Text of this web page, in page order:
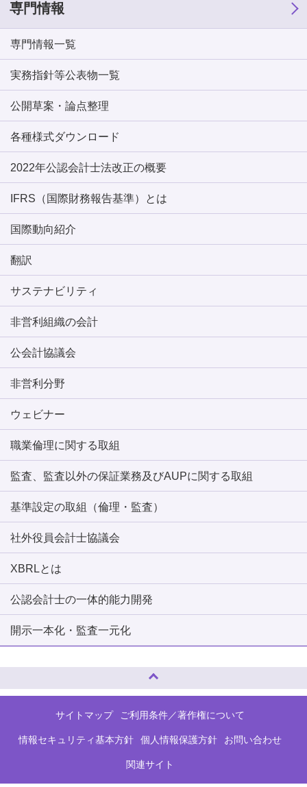
専門情報
専門情報一覧
実務指針等公表物一覧
公開草案・論点整理
各種様式ダウンロード
2022年公認会計士法改正の概要
IFRS（国際財務報告基準）とは
国際動向紹介
翻訳
サステナビリティ
非営利組織の会計
公会計協議会
非営利分野
ウェビナー
職業倫理に関する取組
監査、監査以外の保証業務及びAUPに関する取組
基準設定の取組（倫理・監査）
社外役員会計士協議会
XBRLとは
公認会計士の一体的能力開発
開示一本化・監査一元化
サイトマップ ご利用条件／著作権について
情報セキュリティ基本方針 個人情報保護方針 お問い合わせ
関連サイト